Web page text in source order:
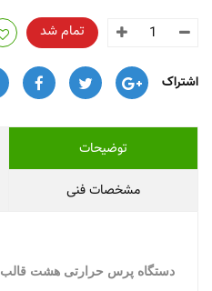
تمام شد
اشتراک
توضیحات
مشخصات فنی
دستگاه پرس حرارتی هشت قالب